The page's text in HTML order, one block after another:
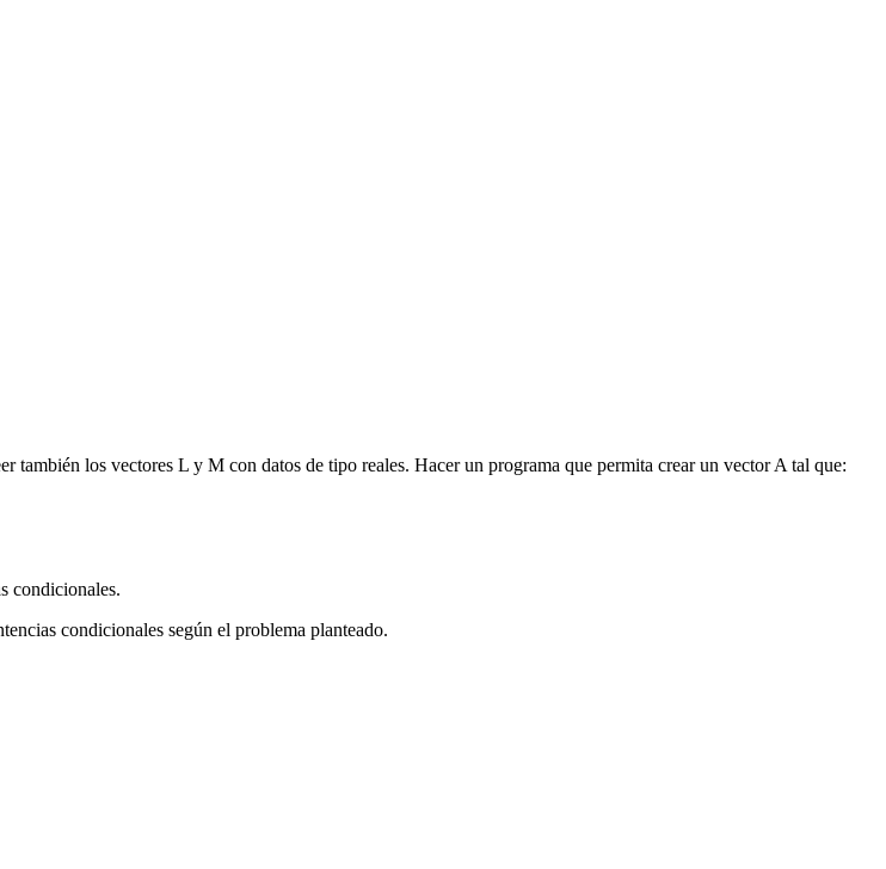
los vectores L y M con datos de tipo reales. Hacer un programa que permita crear un vector A tal que:
condicionales.
condicionales según el problema planteado.